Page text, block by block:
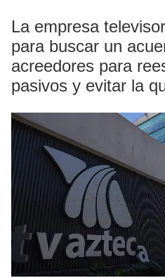
La empresa
para buscar un
acreedores para
pasivos y evitar la